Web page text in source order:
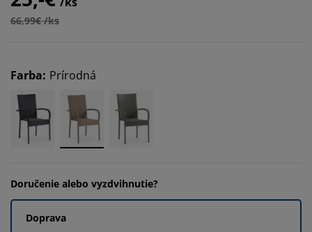
66,99€ /ks
Farba: Prírodná
Doručenie alebo vyzdvihnutie?
Doprava